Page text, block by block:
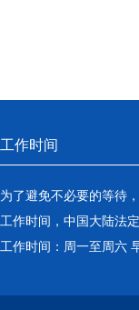
工作时间
为了避免不必要的等待
工作时间，中国大陆法
工作时间：周一至周六